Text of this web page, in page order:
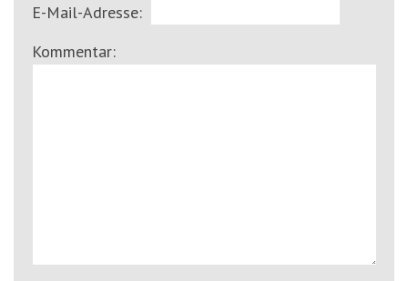
E-Mail-Adresse:
Kommentar: